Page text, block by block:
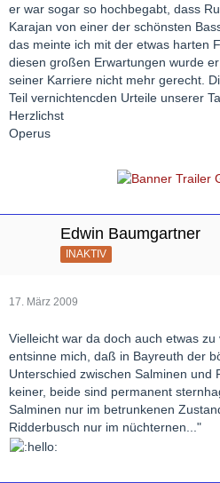
er war sogar so hochbegabt, dass
Karajan von einer der schönsten
das meinte ich mit der etwas harten
diesen großen Erwartungen wurde
seiner Karriere nicht mehr gerecht.
Teil vernichtencden Urteile unserer
Herzlichst
Operus
Edwin Baumgartner
INAKTIV
17. März 2009
Vielleicht war da doch auch etwas zu
entsinne mich, daß in Bayreuth der
Unterschied zwischen Salminen und
keiner, beide sind permanent
Salminen nur im betrunkenen
Ridderbusch nur im nüchternen..."